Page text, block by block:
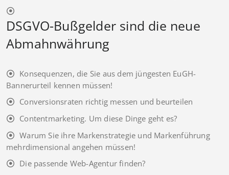
DSGVO-Bußgelder sind die neue
Abmahnwährung
Konsequenzen, die Sie aus dem jüngesten EuGH-
Bannerurteil kennen müssen!
Conversionsraten richtig messen und beurteilen
Contentmarketing. Um diese Dinge geht es?
Warum Sie ihre Markenstrategie und Markenführung
mehrdimensional angehen müssen!
Die passende Web-Agentur finden?